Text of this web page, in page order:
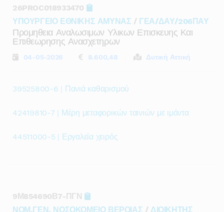
26PROC018933470
ΥΠΟΥΡΓΕΙΟ ΕΘΝΙΚΗΣ ΑΜΥΝΑΣ / ΓΕΑ/ΔΑΥ/206ΠΑΥ
Προμηθεια Αναλωσιμων Υλικων Επισκευης Και
Επιθεωρησης Ανασχετηρων
04-05-2026 8.600,48 Δυτική Αττική
39525800-6 | Πανιά καθαρισμού
42419810-7 | Μέρη μεταφορικών ταινιών με ιμάντα
44511000-5 | Εργαλεία χειρός
9Μ854690Β7-ΠΓΝ
ΝΟΜ.ΓΕΝ. ΝΟΣΟΚΟΜΕΙΟ ΒΕΡΟΙΑΣ / ΔΙΟΙΚΗΤΗΣ